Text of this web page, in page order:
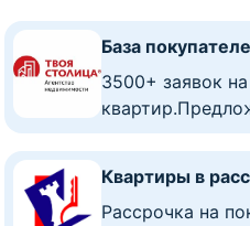
База
3500+ заявок
Квартиры в
Рассрочка на